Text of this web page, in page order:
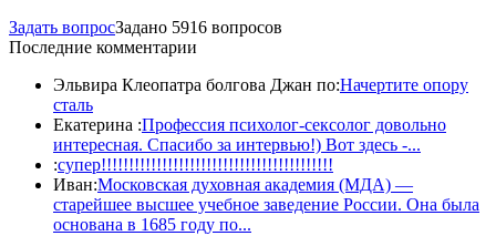
Задать вопросЗадано 5916 вопросов
Последние комментарии
Эльвира Клеопатра болгова Джан по:Начертите опору
сталь
Екатерина :Профессия психолог-сексолог довольно
интересная. Спасибо за интервью!) Вот здесь -...
:супер!!!!!!!!!!!!!!!!!!!!!!!!!!!!!!!!!!!!!!!!!!
Иван:Московская духовная академия (МДА) —
старейшее высшее учебное заведение России. Она была
основана в 1685 году по...